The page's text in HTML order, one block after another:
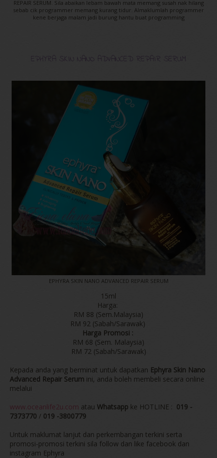
REPAIR SERUM. Sila abaikan lebam bawah mata memang susah nak hilang
sebab cik programmer memang kurang tidur. Almaklumlah programmer
kene berjaga malam jadi burung hantu buat programming
EPHYRA SKIN NANO ADVANCED REPAIR SERUM
EPHYRA SKIN NANO ADVANCED REPAIR SERUM
15ml
Harga:
RM 88 (Sem.Malaysia)
RM 92 (Sabah/Sarawak)
Harga Promosi :
RM 68 (Sem. Malaysia)
RM 72 (Sabah/Sarawak)
Kepada anda yang berminat untuk dapatkan Ephyra Skin Nano
Advanced Repair Serum ini, anda boleh membeli secara online
melalui
www.oceanlife2u.com atau Whatsapp ke HOTLINE : 019 -
7373770 / 019 -3800779
Untuk maklumat lanjut dan perkembangan terkini serta
promosi-promosi terkini sila follow dan like facebook dan
instagram Ephyra